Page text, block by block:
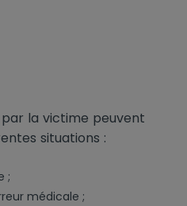
par la victime peuvent
situations :
;
médicale ;